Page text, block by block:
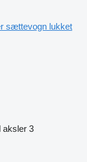
sættevogn lukket
aksler 3